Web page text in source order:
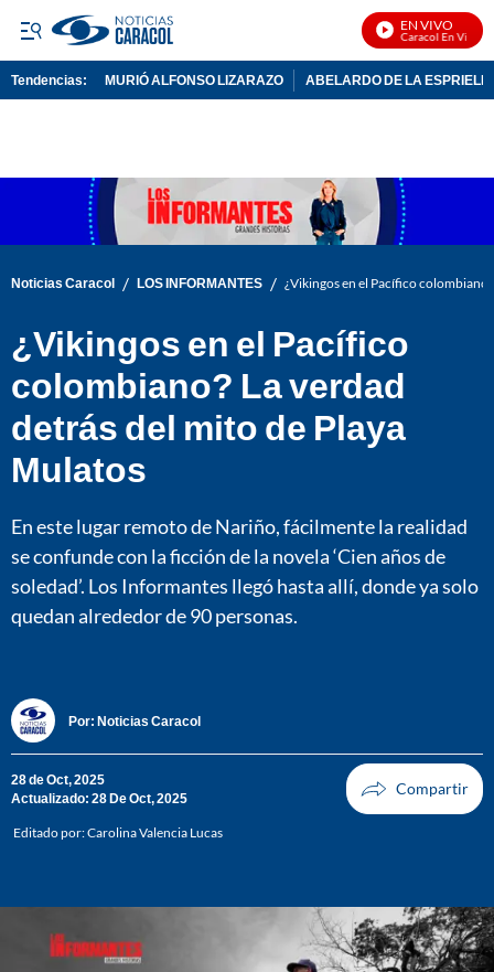
EN VIVO
Noticias Caracol En Vivo
Tendencias: MURIÓ ALFONSO LIZARAZO ABELARDO DE LA
Noticias Caracol / LOS INFORMANTES / ¿Vikingos en el Pacífico
¿Vikingos en el Pacífico
colombiano? La verdad
detrás del mito de Playa
Mulatos
En este lugar remoto de Nariño, fácilmente la realidad
se confunde con la ficción de la novela ‘Cien años de
soledad’. Los Informantes llegó hasta allí, donde ya solo
quedan alrededor de 90 personas.
Por: Noticias Caracol
28 de Oct, 2025
Actualizado: 28 De Oct, 2025
Editado por:Carolina Valencia Lucas